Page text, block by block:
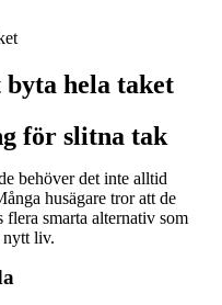
hela taket
för slitna tak
behöver det inte alltid
husägare tror att de
flera smarta alternativ som
nytt liv.